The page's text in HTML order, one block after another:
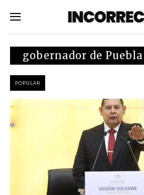
gobernador de Puebla
POPULAR